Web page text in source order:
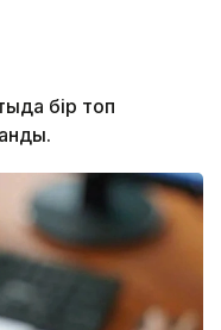
бір топ